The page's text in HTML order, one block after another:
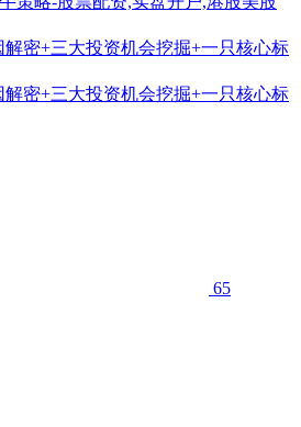
密+三大投资机会挖掘+一只核心标
密+三大投资机会挖掘+一只核心标
65